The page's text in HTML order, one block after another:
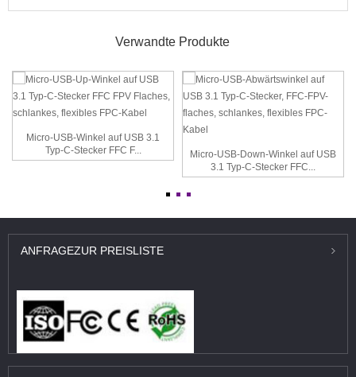
Verwandte Produkte
Micro-USB-Winkel auf USB 3.1
Typ-C-Stecker FFC F...
Micro-USB-Down-Winkel auf USB
3.1 Typ-C-Stecker FFC...
ANFRAGEZUR PREISLISTE